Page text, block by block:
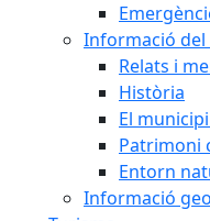
Informació
Relats i
Història
El
Patrimoni
Entorn
Informació